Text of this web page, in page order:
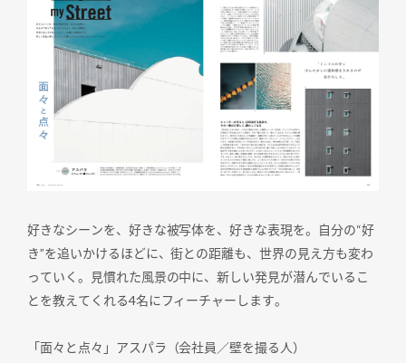
好きなシーンを、好きな被写体を、好きな表現を。自分の“好
き”を追いかけるほどに、街との距離も、世界の見え方も変わ
っていく。見慣れた風景の中に、新しい発見が潜んでいるこ
とを教えてくれる4名にフィーチャーします。
「面々と点々」アスパラ（会社員／壁を撮る人）